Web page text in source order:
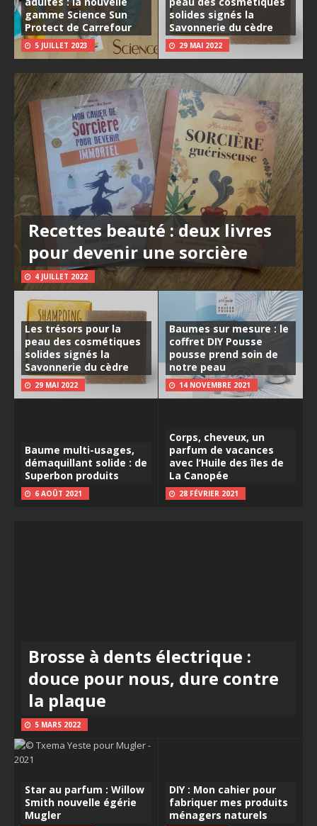
gamme Science Sun
Protect de Carrefour
5 JUILLET 2023
solides signés la
Savonnerie du cèdre
29 MAI 2022
Recettes beauté : deux livres
pour devenir une sorcière
4 JUILLET 2022
Les trésors pour la
peau des cosmétiques
solides signés la
Savonnerie du cèdre
29 MAI 2022
Baumes sur mesure : le
coffret DIY Pousse
pousse prend soin de
notre peau
14 NOVEMBRE 2021
Baume multi-usages,
démaquillant solide : de
Superbon produits
6 AOÛT 2021
Corps, cheveux, un
parfum de vacances
avec l’Huile des îles de
La Canopée
28 FÉVRIER 2021
Brosse à dents électrique :
douce pour nous, dure contre
la plaque
5 MARS 2022
Star au parfum : Willow
Smith nouvelle égérie
Mugler
DIY : Mon cahier pour
fabriquer mes produits
ménagers naturels